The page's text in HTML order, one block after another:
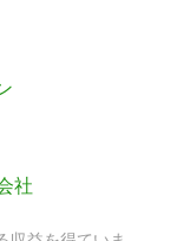
社